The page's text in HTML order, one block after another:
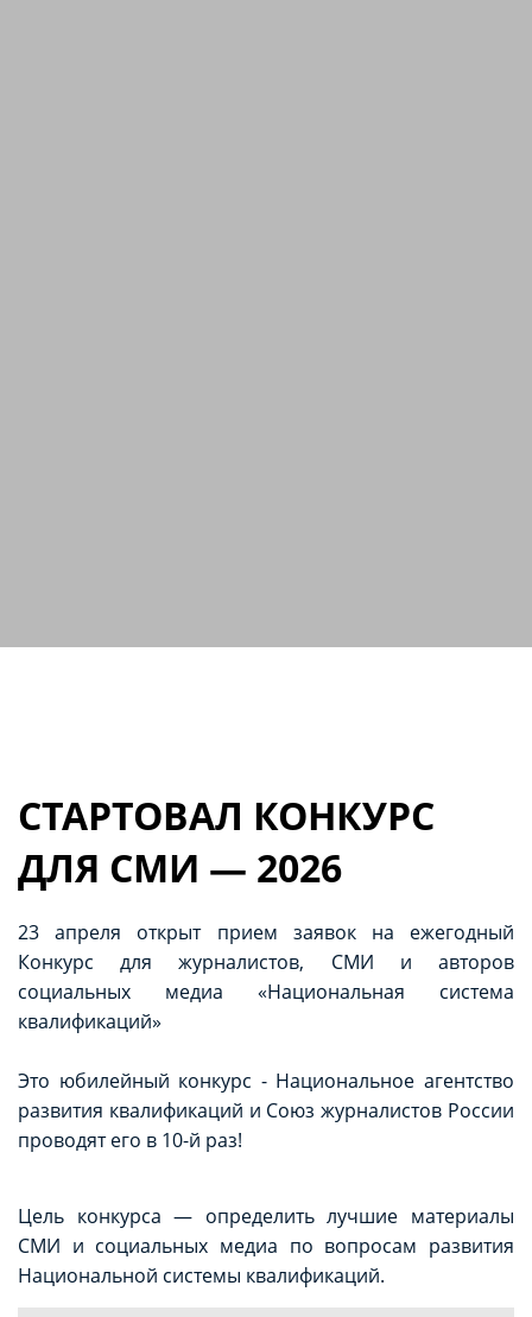
СТАРТОВАЛ КОНКУРС
ДЛЯ СМИ — 2026
23 апреля открыт прием заявок на ежегодный
Конкурс для журналистов, СМИ и авторов
социальных медиа «Национальная система
квалификаций»
Это юбилейный конкурс - Национальное агентство
развития квалификаций и Союз журналистов России
проводят его в 10-й раз!
Цель конкурса — определить лучшие материалы
СМИ и социальных медиа по вопросам развития
Национальной системы квалификаций.